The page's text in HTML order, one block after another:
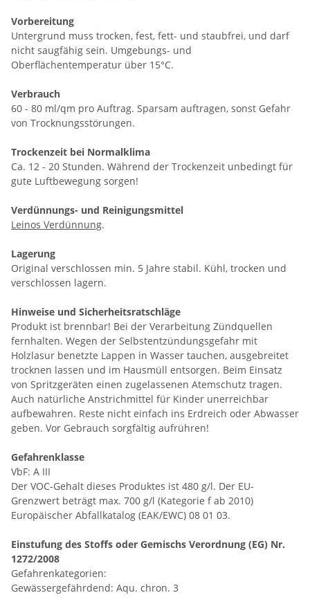
Vorbereitung
Untergrund muss trocken, fest, fett- und staubfrei, und darf
nicht saugfähig sein. Umgebungs- und
Oberflächentemperatur über 15°C.
Verbrauch
60 - 80 ml/qm pro Auftrag. Sparsam auftragen, sonst Gefahr
von Trocknungsstörungen.
Trockenzeit bei Normalklima
Ca. 12 - 20 Stunden. Während der Trockenzeit unbedingt für
gute Luftbewegung sorgen!
Verdünnungs- und Reinigungsmittel
Leinos Verdünnung.
Lagerung
Original verschlossen min. 5 Jahre stabil. Kühl, trocken und
verschlossen lagern.
Hinweise und Sicherheitsratschläge
Produkt ist brennbar! Bei der Verarbeitung Zündquellen
fernhalten. Wegen der Selbstentzündungsgefahr mit
Holzlasur benetzte Lappen in Wasser tauchen, ausgebreitet
trocknen lassen und im Hausmüll entsorgen. Beim Einsatz
von Spritzgeräten einen zugelassenen Atemschutz tragen.
Auch natürliche Anstrichmittel für Kinder unerreichbar
aufbewahren. Reste nicht einfach ins Erdreich oder Abwasser
geben. Vor Gebrauch sorgfältig aufrühren!
Gefahrenklasse
VbF: A III
Der VOC-Gehalt dieses Produktes ist 480 g/l. Der EU-
Grenzwert beträgt max. 700 g/l (Kategorie f ab 2010)
Europäischer Abfallkatalog (EAK/EWC) 08 01 03.
Einstufung des Stoffs oder Gemischs Verordnung (EG) Nr.
1272/2008
Gefahrenkategorien:
Gewässergefährdend: Aqu. chron. 3